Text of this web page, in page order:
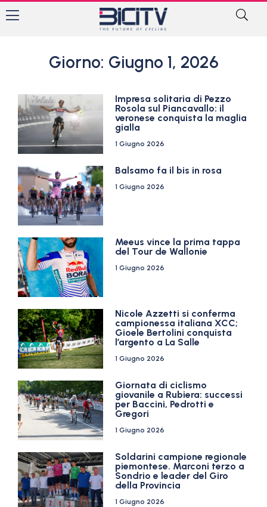
Giorno: Giugno 1, 2026
Impresa solitaria di Pezzo
Rosola sul Piancavallo: il
veronese conquista la maglia
gialla
1 Giugno 2026
Balsamo fa il bis in rosa
1 Giugno 2026
Meeus vince la prima tappa
del Tour de Wallonie
1 Giugno 2026
Nicole Azzetti si conferma
campionessa italiana XCC;
Gioele Bertolini conquista
l’argento a La Salle
1 Giugno 2026
Giornata di ciclismo
giovanile a Rubiera: successi
per Baccini, Pedrotti e
Gregori
1 Giugno 2026
Soldarini campione regionale
piemontese. Marconi terzo a
Sondrio e leader del Giro
della Provincia
1 Giugno 2026